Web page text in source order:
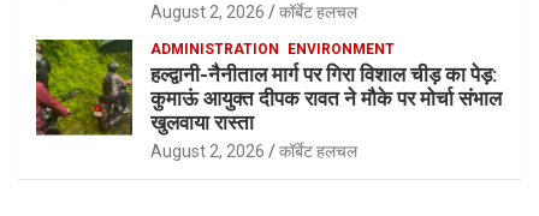
August 2, 2026 कॉर्बेट हलचल
ADMINISTRATION ENVIRONMENT
हल्द्वानी-नैनीताल मार्ग पर गिरा विशाल चीड़ का पेड़:
कुमाऊं आयुक्त दीपक रावत ने मौके पर मोर्चा संभाल
खुलवाया रास्ता
August 2, 2026 कॉर्बेट हलचल